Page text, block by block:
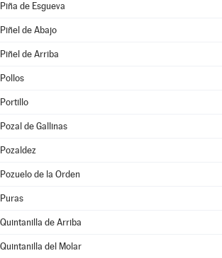
Piña de Esgueva
Piñel de Abajo
Piñel de Arriba
Pollos
Portillo
Pozal de Gallinas
Pozaldez
Pozuelo de la Orden
Puras
Quintanilla de Arriba
Quintanilla del Molar